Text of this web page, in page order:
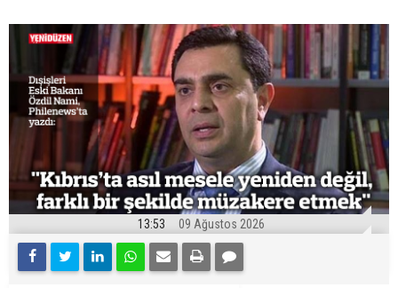
13:53 09 Ağustos 2026